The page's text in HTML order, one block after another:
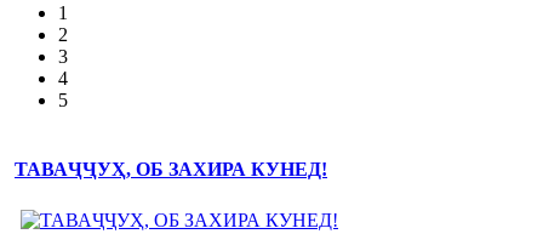
1
2
3
4
5
ТАВАҶҶУҲ, ОБ ЗАХИРА КУНЕД!